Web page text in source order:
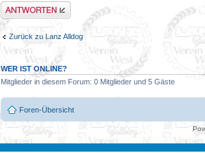
Antwort erstellen
Zurück zu Lanz Alldog
WER IST ONLINE?
Mitglieder in diesem Forum: 0 Mitglieder und 5 Gäste
Foren-Übersicht